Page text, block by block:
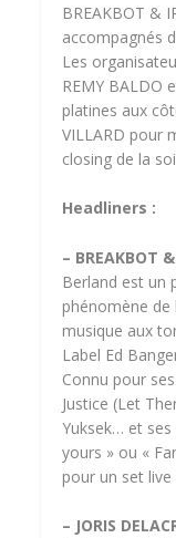
BREAKBOT &
accompagnés
Les
REMY BALDO
platines aux
VILLARD pour
closing de la
Headliners :
– BREAKBOT
Berland est un
phénomène de
musique aux
Label Ed
Connu pour
Justice (Let
Yuksek… et ses
yours » ou «
pour un set
– JORIS